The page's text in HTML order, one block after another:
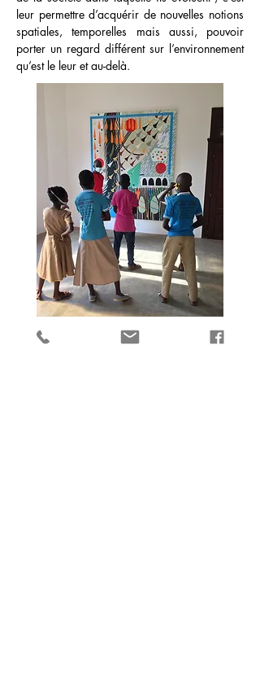
leur permettre d’acquérir de nouvelles notions
spatiales, temporelles mais aussi, pouvoir
porter un regard différent sur l’environnement
qu’est le leur et au-delà.